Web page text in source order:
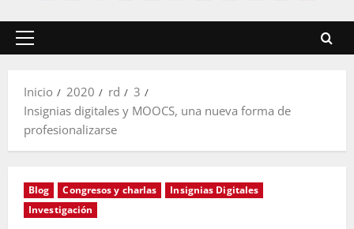
Menú
Inicio
2020 rd
3
Insignias digitales y MOOCS, una nueva forma de
profesionalizarse
Blog Congresos y charlas
Insignias Digitales
Investigación